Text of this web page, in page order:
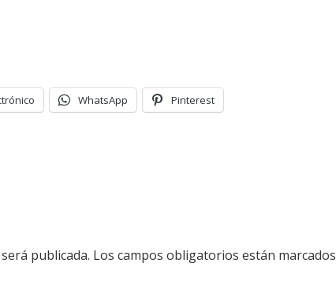
WhatsApp Pinterest
publicada. Los campos obligatorios están marcados